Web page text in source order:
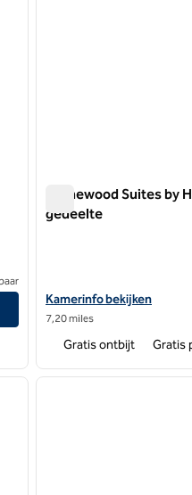
Homewood Suites by
gedeelte
Bekijk hoteldetails voor
Kamerinfo bekijken
7,20 miles
Gratis ontbijt Gratis
volgende afbeelding
1 van 12